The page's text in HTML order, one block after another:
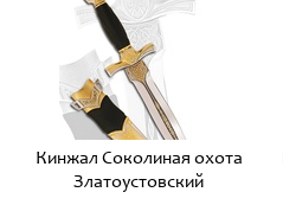
Кинжал Соколиная охота
Златоустовский